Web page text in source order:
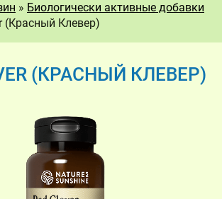
» Биологически активные добавки
(Красный Клевер)
(КРАСНЫЙ КЛЕВЕР)